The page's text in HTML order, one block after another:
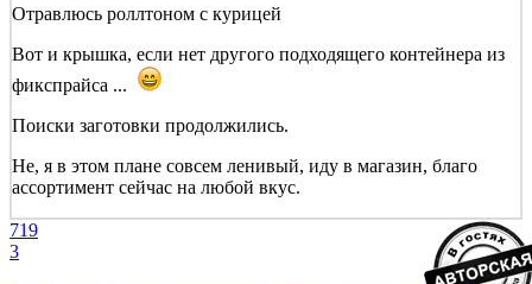
Отравлюсь роллтоном с курицей
Вот и крышка, если нет другого подходящего контейнера из
фикспрайса ...
Поиски заготовки продолжились.
Не, я в этом плане совсем ленивый, иду в магазин, благо
ассортимент сейчас на любой вкус.
719
3